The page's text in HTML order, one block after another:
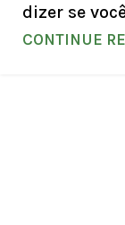
dizer se
CONTINUE